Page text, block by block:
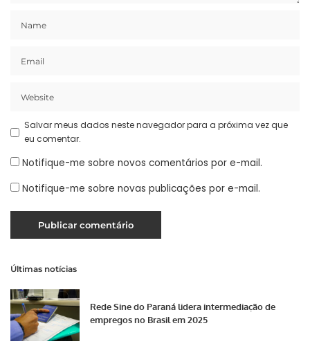
Salvar meus dados neste navegador para a próxima vez que
eu comentar.
Notifique-me sobre novos comentários por e-mail.
Notifique-me sobre novas publicações por e-mail.
Últimas notícias
Rede Sine do Paraná lidera intermediação de
empregos no Brasil em 2025